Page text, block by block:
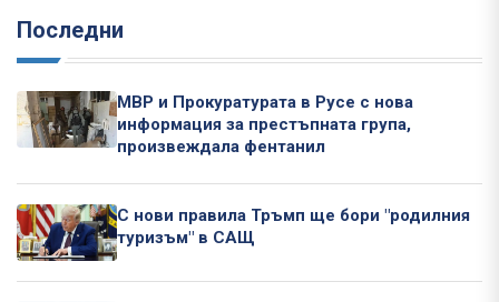
Последни
МВР и Прокуратурата в Русе с нова
информация за престъпната група,
произвеждала фентанил
С нови правила Тръмп ще бори "родилния
туризъм" в САЩ